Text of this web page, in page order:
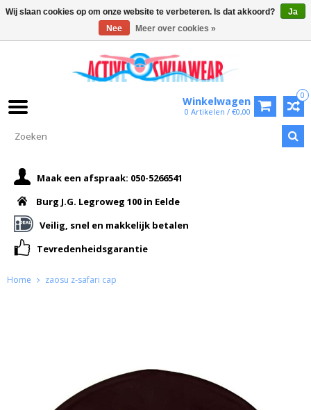
0
Winkelwagen
0 Artikelen / €0,00
Maak een afspraak: 050-5266541
Burg J.G. Legroweg 100 in Eelde
Veilig, snel en makkelijk betalen
Tevredenheidsgarantie
Home zaosu z-safari cap
Wij slaan cookies op om onze website te verbeteren. Is dat akkoord?
Ja
Nee
Meer over cookies »